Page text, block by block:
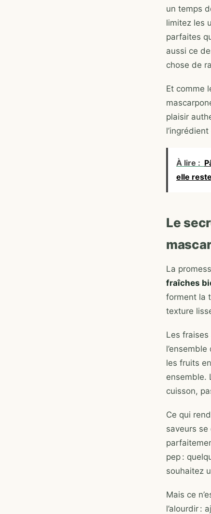
un temps
limitez les
parfaites
aussi ce
chose de
Et comme
plaisir
À lire :
elle
Le
La
fraîches
forment la
texture
Les
les fruits
ensemble.
cuisson,
Ce qui
saveurs
pep :
souhaitez
Mais ce
l’alourdir :